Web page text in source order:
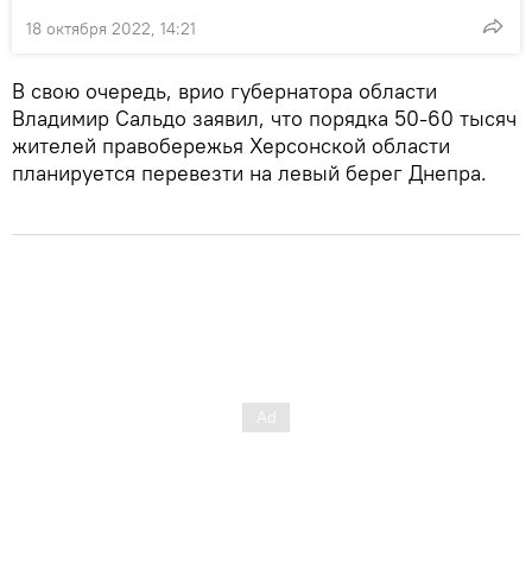
18 октября 2022, 14:21
В свою очередь, врио губернатора области
Владимир Сальдо заявил, что порядка 50-60 тысяч
жителей правобережья Херсонской области
планируется перевезти на левый берег Днепра.